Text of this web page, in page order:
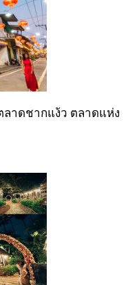
าดชากแง้ว ตลาดแห่ง